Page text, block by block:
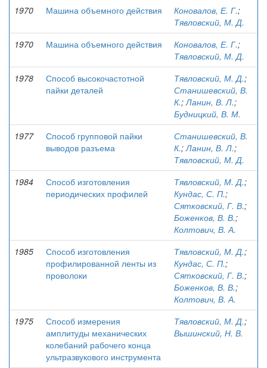
1970
Машина объемного действия Коновалов, Е. Г.;
Тявловский, М. Д.
1970
Машина объемного действия Коновалов, Е. Г.;
Тявловский, М. Д.
1978
Способ высокочастотной
пайки деталей
Тявловский, М. Д.;
Станишевский, В.
К.;Ланин, В. Л.;
Будницкий, В. М.
1977
Способ групповой пайки
выводов разъема
Станишевский, В.
К.;Ланин, В. Л.;
Тявловский, М. Д.
1984
Способ изготовления
периодических профилей
Тявловский, М. Д.;
Кундас, С. П.;
Сятковский, Г. В.;
Боженков, В. В.;
Колтович, В. А.
1985
Способ изготовления
профилированной ленты из
проволоки
Тявловский, М. Д.;
Кундас, С. П.;
Сятковский, Г. В.;
Боженков, В. В.;
Колтович, В. А.
1975
Способ измерения
амплитуды механических
колебаний рабочего конца
ультразвукового инструмента
Тявловский, М. Д.;
Вышинский, Н. В.